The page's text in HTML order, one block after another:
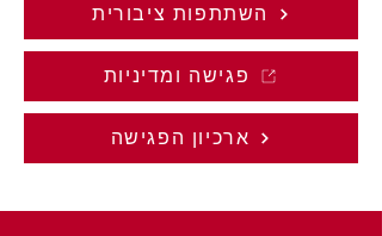
השתתפות ציבורית
פגישה ומדיניות
ארכיון הפגישה